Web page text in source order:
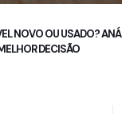
NOVO OU USADO?
DECISÃO